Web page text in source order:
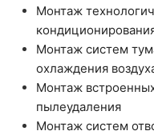
Монтаж
Монтаж систем
охлаждения
Монтаж
пылеудаления
Монтаж систем